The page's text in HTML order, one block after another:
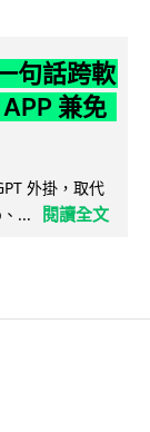
句話跨軟
兼免
外掛，取代
...
閱讀全文